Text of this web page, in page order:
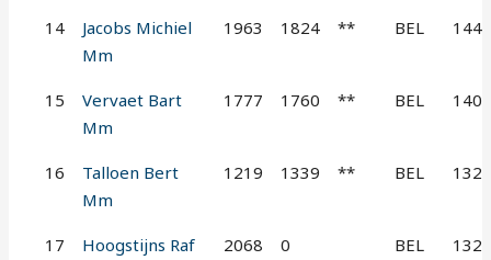
14
Jacobs Michiel
Mm
1963 1824 ** BEL 144
15
Vervaet Bart
Mm
1777 1760 ** BEL 140
16
Talloen Bert
Mm
1219 1339 ** BEL 132
17
Hoogstijns Raf
2068 0 BEL 132